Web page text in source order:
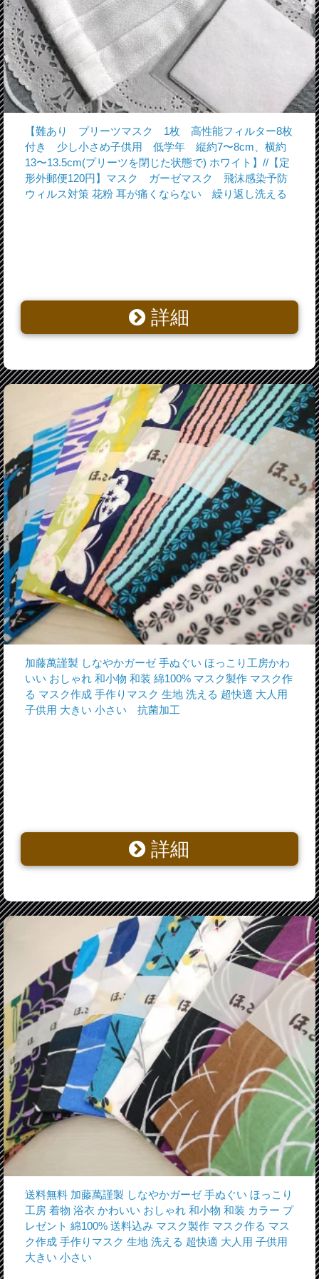
【難あり プリーツマスク 1枚 高性能フィルター8枚
付き 少し小さめ子供用 低学年 縦約7〜8cm、横約
13〜13.5cm(プリーツを閉じた状態で) ホワイト】//【定
形外郵便120円】マスク ガーゼマスク 飛沫感染予防
ウィルス対策 花粉 耳が痛くならない 繰り返し洗える
詳細
加藤萬謹製 しなやかガーゼ 手ぬぐい ほっこり工房かわ
いい おしゃれ 和小物 和装 綿100% マスク製作 マスク作
る マスク作成 手作りマスク 生地 洗える 超快適 大人用
子供用 大きい 小さい 抗菌加工
詳細
送料無料 加藤萬謹製 しなやかガーゼ 手ぬぐい ほっこり
工房 着物 浴衣 かわいい おしゃれ 和小物 和装 カラー プ
レゼント 綿100% 送料込み マスク製作 マスク作る マス
ク作成 手作りマスク 生地 洗える 超快適 大人用 子供用
大きい 小さい